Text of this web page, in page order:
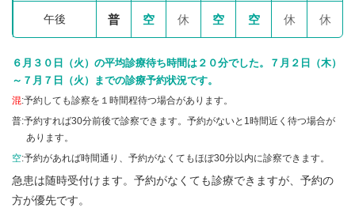
午後 普 空 休 空 空 休 休
６月３０日（火）の平均診療待ち時間は２０分でした。７月２日（木）
～７月７日（火）までの診療予約状況です。
混:予約しても診察を１時間程待つ場合があります。
普:予約すれば30分前後で診察できます。予約がないと1時間近く待つ場合が
あります。
空:予約があれば時間通り、予約がなくてもほぼ30分以内に診察できます。
急患は随時受付けます。予約がなくても診療できますが、予約の
方が優先です。